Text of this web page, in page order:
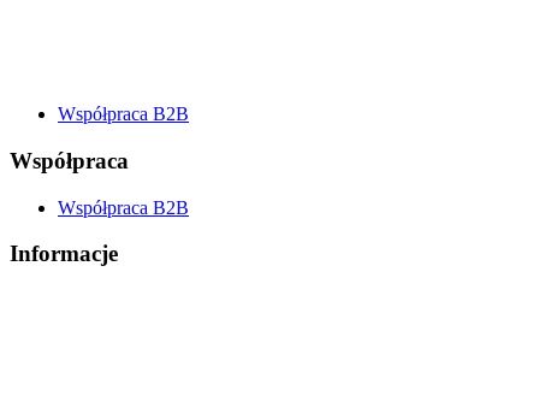
Współpraca B2B
Współpraca
Współpraca B2B
Informacje